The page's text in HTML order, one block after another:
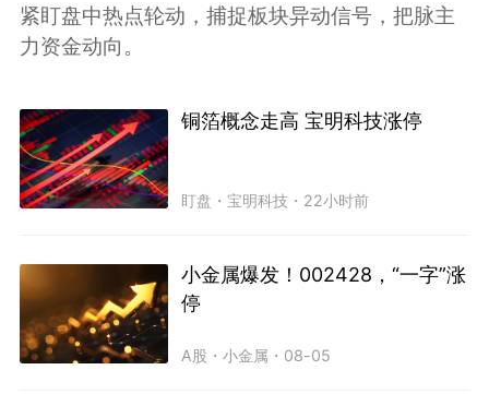
紧盯盘中热点轮动，捕捉板块异动信号，把脉主
力资金动向。
铜箔概念走高 宝明科技涨停
盯盘 ・宝明科技 ・ 22小时前
小金属爆发！002428，“一字”涨
停
A股 ・小金属 ・ 08-05